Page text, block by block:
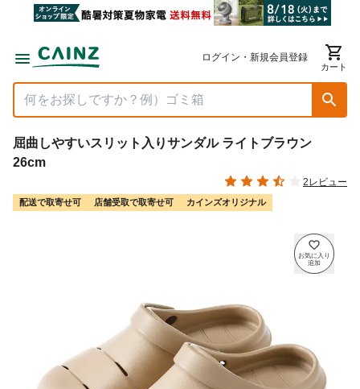
ログイン・新規会員登録
カート
屈曲しやすいスリット入りサンダル ライトブラウン
26cm
2レビュー
配送で取寄せ可 店舗受取で取寄せ可 カインズオリジナル